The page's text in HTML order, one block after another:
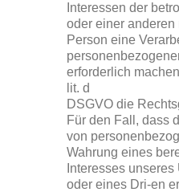
Interessen der
oder einer anderen
Person eine
erforderlich
lit. d
DSGVO die
Für den Fall, dass
von
Wahrung eines
Interesses
oder eines Dri-en